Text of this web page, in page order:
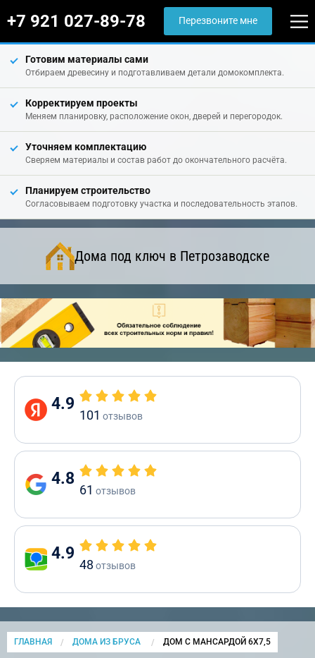
+7 921 027-89-78 Перезвоните мне
Готовим материалы сами
Отбираем древесину и подготавливаем детали домокомплекта.
Корректируем проекты
Меняем планировку, расположение окон, дверей и перегородок.
Уточняем комплектацию
Сверяем материалы и состав работ до окончательного расчёта.
Планируем строительство
Согласовываем подготовку участка и последовательность этапов.
Дома под ключ в Петрозаводске
4.9
101 отзывов
4.8
61 отзывов
4.9
48 отзывов
ГЛАВНАЯ ДОМА ИЗ БРУСА CURRENT:
ДОМ С МАНСАРДОЙ 6Х7,5